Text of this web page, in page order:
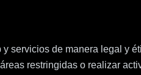
servicios de manera legal y
restringidas o realizar